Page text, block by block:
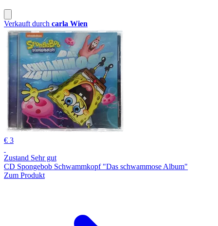
Verkauft durch carla Wien
€ 3
Zustand Sehr gut
CD Spongebob Schwammkopf "Das schwammose Album"
Zum Produkt